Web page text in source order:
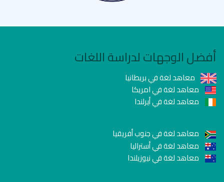
أفضل الوجهات لدراسة اللغات
معاهد لغة في بريطانيا
معاهد لغة في امريكا
معاهد لغة في أيرلندا
معاهد لغة في جنوب أفريقيا
معاهد لغة في أستراليا
معاهد لغة في نيوزيلندا